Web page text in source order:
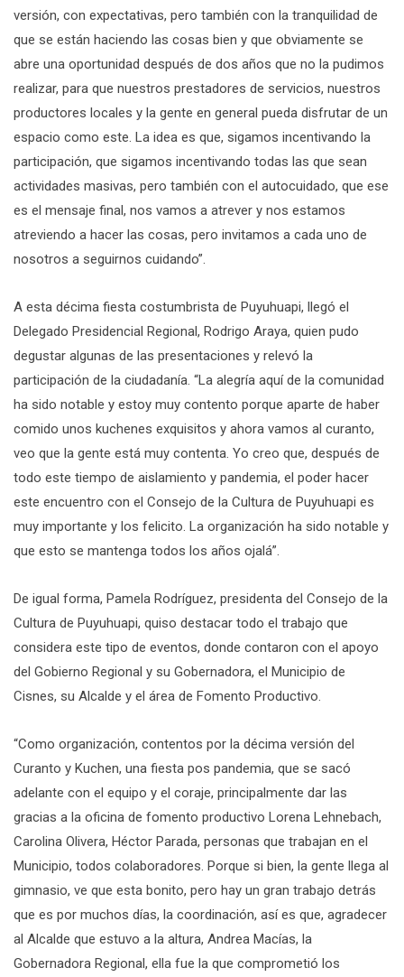
versión, con expectativas, pero también con la tranquilidad de
que se están haciendo las cosas bien y que obviamente se
abre una oportunidad después de dos años que no la pudimos
realizar, para que nuestros prestadores de servicios, nuestros
productores locales y la gente en general pueda disfrutar de un
espacio como este. La idea es que, sigamos incentivando la
participación, que sigamos incentivando todas las que sean
actividades masivas, pero también con el autocuidado, que ese
es el mensaje final, nos vamos a atrever y nos estamos
atreviendo a hacer las cosas, pero invitamos a cada uno de
nosotros a seguirnos cuidando”.
A esta décima fiesta costumbrista de Puyuhuapi, llegó el
Delegado Presidencial Regional, Rodrigo Araya, quien pudo
degustar algunas de las presentaciones y relevó la
participación de la ciudadanía. “La alegría aquí de la comunidad
ha sido notable y estoy muy contento porque aparte de haber
comido unos kuchenes exquisitos y ahora vamos al curanto,
veo que la gente está muy contenta. Yo creo que, después de
todo este tiempo de aislamiento y pandemia, el poder hacer
este encuentro con el Consejo de la Cultura de Puyuhuapi es
muy importante y los felicito. La organización ha sido notable y
que esto se mantenga todos los años ojalá”.
De igual forma, Pamela Rodríguez, presidenta del Consejo de la
Cultura de Puyuhuapi, quiso destacar todo el trabajo que
considera este tipo de eventos, donde contaron con el apoyo
del Gobierno Regional y su Gobernadora, el Municipio de
Cisnes, su Alcalde y el área de Fomento Productivo.
“Como organización, contentos por la décima versión del
Curanto y Kuchen, una fiesta pos pandemia, que se sacó
adelante con el equipo y el coraje, principalmente dar las
gracias a la oficina de fomento productivo Lorena Lehnebach,
Carolina Olivera, Héctor Parada, personas que trabajan en el
Municipio, todos colaboradores. Porque si bien, la gente llega al
gimnasio, ve que esta bonito, pero hay un gran trabajo detrás
que es por muchos días, la coordinación, así es que, agradecer
al Alcalde que estuvo a la altura, Andrea Macías, la
Gobernadora Regional, ella fue la que comprometió los